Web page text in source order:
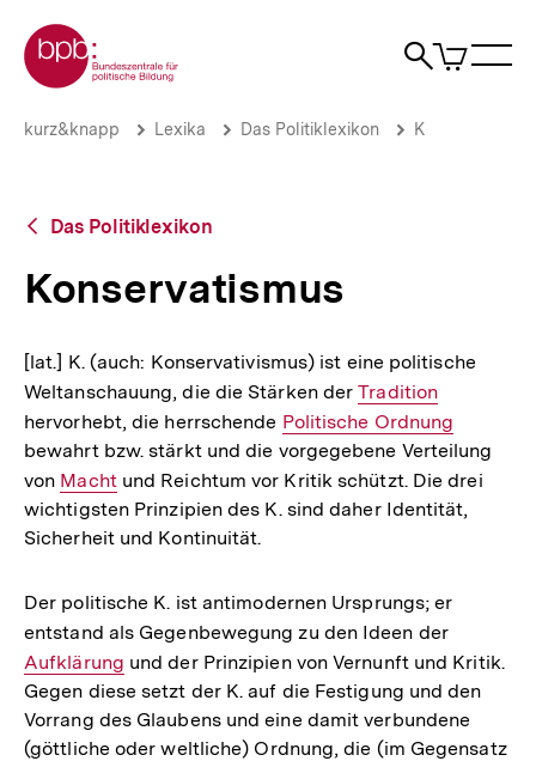
zum
Seiteninhalt
springen
Zur Startseite der bpb
Suche
Artikel
im
Konservatismus
Brotkrümelnavigation
Pfadnavigation
kurz&knapp Lexika Das Politiklexikon K
Zurück
Übersicht
Das Politiklexikon
Konservatismus
[lat.] K. (auch: Konservativismus) ist eine politische
Weltanschauung, die die Stärken derInterner
Link:
Tradition
hervorhebt, die herrschende Interner
Link:
Politische Ordnung
bewahrt bzw. stärkt und die vorgegebene Verteilung
von Interner
Link:
Machtund Reichtum vor Kritik schützt. Die drei
wichtigsten Prinzipien des K. sind daher Identität,
Sicherheit und Kontinuität.
Der politische K. ist antimodernen Ursprungs; er
entstand als Gegenbewegung zu den Ideen derInterner
Link:
Aufklärung und der Prinzipien von Vernunft und Kritik.
Gegen diese setzt der K. auf die Festigung und den
Vorrang des Glaubens und eine damit verbundene
(göttliche oder weltliche) Ordnung, die (im Gegensatz